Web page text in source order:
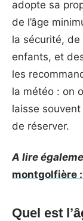
adopte sa
de l’âge
la sécurité,
enfants, et
les
la météo : on
laisse
de réserver.
A lire
montgolfière
Quel est